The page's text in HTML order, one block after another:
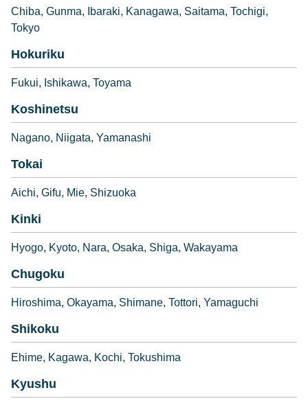
Chiba Gunma Ibaraki Kanagawa Saitama Tochigi
Tokyo
Hokuriku
Fukui Ishikawa Toyama
Koshinetsu
Nagano Niigata Yamanashi
Tokai
Aichi Gifu Mie Shizuoka
Kinki
Hyogo Kyoto Nara Osaka Shiga Wakayama
Chugoku
Hiroshima Okayama Shimane Tottori Yamaguchi
Shikoku
Ehime Kagawa Kochi Tokushima
Kyushu